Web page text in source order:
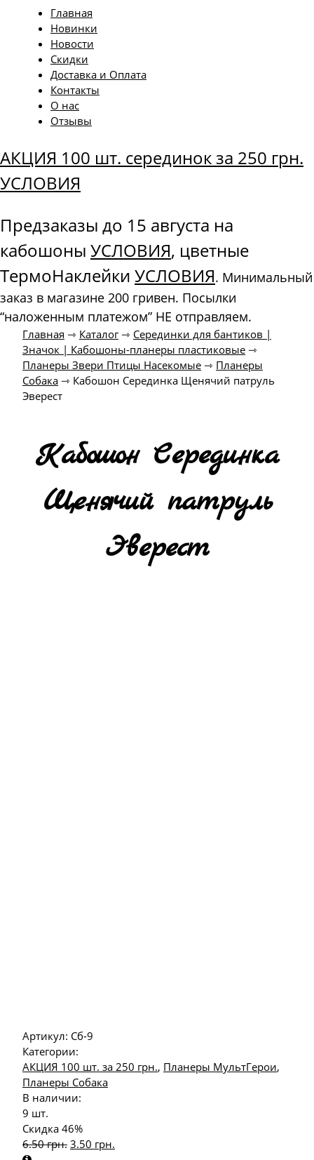
Главная
Новинки
Новости
Скидки
Доставка и Оплата
Контакты
О нас
Отзывы
АКЦИЯ 100 шт. серединок за 250 грн.
УСЛОВИЯ
Предзаказы до 15 августа на
кабошоны УСЛОВИЯ, цветные
ТермоНаклейки УСЛОВИЯ. Минимальный
заказ в магазине 200 гривен. Посылки
“наложенным платежом” НЕ отправляем.
Главная ⇾ Каталог⇾ Серединки для бантиков |
Значок | Кабошоны-планеры пластиковые ⇾
Планеры Звери Птицы Насекомые ⇾ Планеры
Собака ⇾ Кабошон Серединка Щенячий патруль
Эверест
Кабошон Серединка
Щенячий патруль
Эверест
Артикул: Сб-9
Категории:
АКЦИЯ 100 шт. за 250 грн., Планеры МультГерои,
Планеры Собака
В наличии:
9 шт.
Скидка 46%
6.50грн. 3.50 грн.